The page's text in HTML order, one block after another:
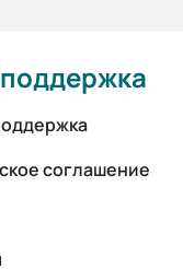
соглашение